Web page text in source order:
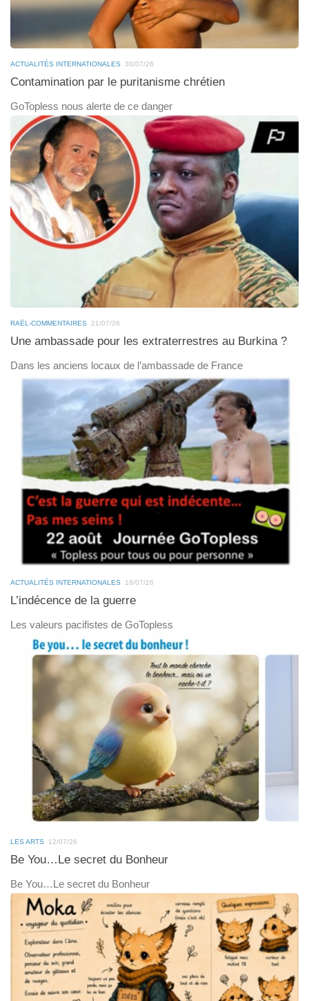
ACTUALITÉS INTERNATIONALES 30/07/26
Contamination par le puritanisme chrétien
GoTopless nous alerte de ce danger
RAËL-COMMENTAIRES 21/07/26
Une ambassade pour les extraterrestres au Burkina ?
Dans les anciens locaux de l’ambassade de France
ACTUALITÉS INTERNATIONALES 18/07/26
L’indécence de la guerre
Les valeurs pacifistes de GoTopless
LES ARTS 12/07/26
Be You…Le secret du Bonheur
Be You…Le secret du Bonheur